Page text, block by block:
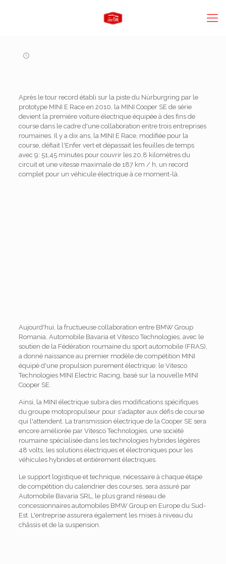
Après le tour record établi sur la piste du Nürburgring par le
prototype MINI E Race en 2010, la MINI Cooper SE de série
devient la première voiture électrique équipée à des fins de
course dans le cadre d'une collaboration entre trois entreprises
roumaines. Il y a dix ans, la MINI E Race, modifiée pour la
course, défiait l'Enfer vert et dépassait les feuilles de temps
avec 9: 51,45 minutes pour couvrir les 20,8 kilomètres du
circuit et une vitesse maximale de 187 km / h, un record
complet pour un véhicule électrique à ce moment-là.
Aujourd'hui, la fructueuse collaboration entre BMW Group
Romania, Automobile Bavaria et Vitesco Technologies, avec le
soutien de la Fédération roumaine du sport automobile (FRAS),
a donné naissance au premier modèle de compétition MINI
équipé d'une propulsion purement électrique: le Vitesco
Technologies MINI Electric Racing, basé sur la nouvelle MINI
Cooper SE.
Ainsi, la MINI électrique subira des modifications spécifiques
du groupe motopropulseur pour s'adapter aux défis de course
qui l'attendent. La transmission électrique de la Cooper SE sera
encore améliorée par Vitesco Technologies, une société
roumaine spécialisée dans les technologies hybrides légères
48 volts, les solutions électriques et électroniques pour les
véhicules hybrides et entièrement électriques.
Le support logistique et technique, nécessaire à chaque étape
de compétition du calendrier des courses, sera assuré par
Automobile Bavaria SRL, le plus grand réseau de
concessionnaires automobiles BMW Group en Europe du Sud-
Est. L'entreprise assurera également les mises à niveau du
châssis et de la suspension.